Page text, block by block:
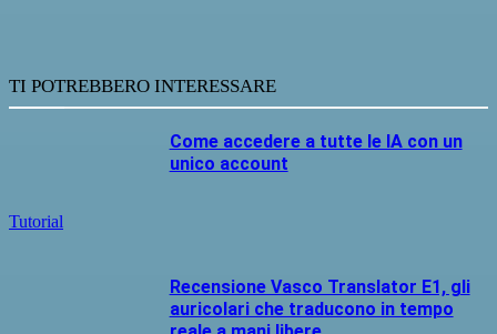
TI POTREBBERO INTERESSARE
Tutorial
Come accedere a tutte le IA con un
unico account
Recensione Vasco Translator E1, gli
auricolari che traducono in tempo